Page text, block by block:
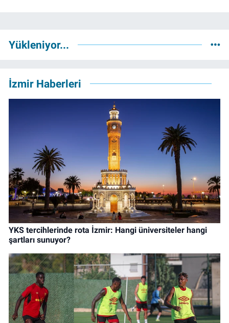
Yükleniyor...
İzmir Haberleri
YKS tercihlerinde rota İzmir: Hangi üniversiteler hangi
şartları sunuyor?